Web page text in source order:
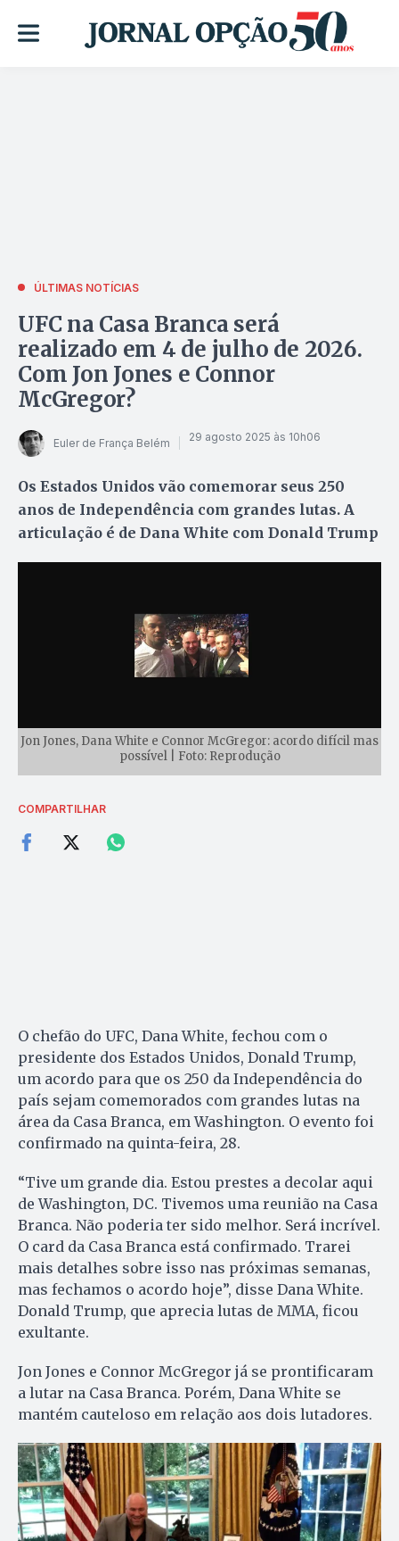
ÚLTIMAS NOTÍCIAS
UFC na Casa Branca será
realizado em 4 de julho de 2026.
Com Jon Jones e Connor
McGregor?
Euler de França Belém 29 agosto 2025 às 10h06
Os Estados Unidos vão comemorar seus 250
anos de Independência com grandes lutas. A
articulação é de Dana White com Donald Trump
Jon Jones, Dana White e Connor McGregor: acordo difícil mas
possível | Foto: Reprodução
COMPARTILHAR
O chefão do UFC, Dana White, fechou com o
presidente dos Estados Unidos, Donald Trump,
um acordo para que os 250 da Independência do
país sejam comemorados com grandes lutas na
área da Casa Branca, em Washington. O evento foi
confirmado na quinta-feira, 28.
“Tive um grande dia. Estou prestes a decolar aqui
de Washington, DC. Tivemos uma reunião na Casa
Branca. Não poderia ter sido melhor. Será incrível.
O card da Casa Branca está confirmado. Trarei
mais detalhes sobre isso nas próximas semanas,
mas fechamos o acordo hoje”, disse Dana White.
Donald Trump, que aprecia lutas de MMA, ficou
exultante.
Jon Jones e Connor McGregor já se prontificaram
a lutar na Casa Branca. Porém, Dana White se
mantém cauteloso em relação aos dois lutadores.